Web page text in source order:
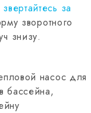
звертайтесь за
зворотного
знизу.
насос для
бассейна,